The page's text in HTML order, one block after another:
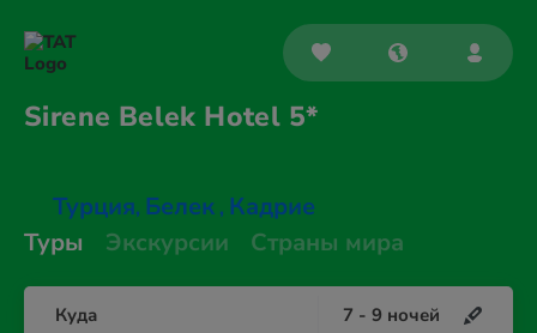
Sirene Belek Hotel 5*
Турция, Белек , Кадрие
Туры
Экскурсии Страны мира
Куда 7 - 9 ночей